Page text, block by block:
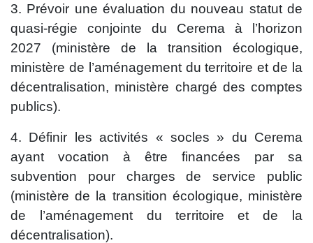
3. Prévoir une évaluation du nouveau statut de
quasi-régie conjointe du Cerema à l’horizon
2027 (ministère de la transition écologique,
ministère de l’aménagement du territoire et de la
décentralisation, ministère chargé des comptes
publics).
4. Définir les activités « socles » du Cerema
ayant vocation à être financées par sa
subvention pour charges de service public
(ministère de la transition écologique, ministère
de l’aménagement du territoire et de la
décentralisation).